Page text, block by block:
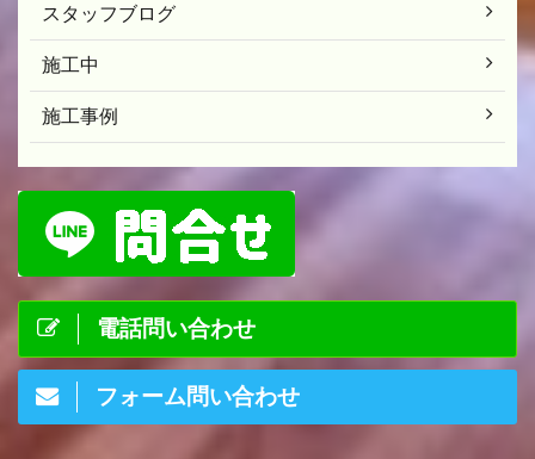
スタッフブログ
施工中
施工事例
電話問い合わせ
フォーム問い合わせ